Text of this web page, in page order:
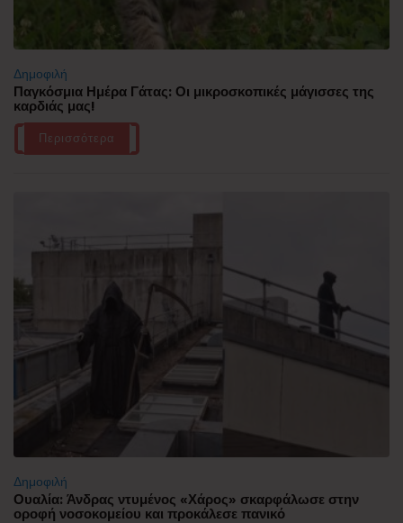
Δημοφιλή
Παγκόσμια Ημέρα Γάτας: Οι μικροσκοπικές μάγισσες της
καρδιάς μας!
Περισσότερα
Δημοφιλή
Ουαλία: Άνδρας ντυμένος «Χάρος» σκαρφάλωσε στην
οροφή νοσοκομείου και προκάλεσε πανικό